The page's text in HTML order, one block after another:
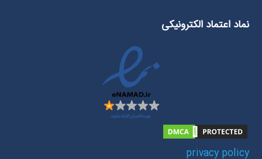
نماد اعتماد الکترونیکی
privacy policy